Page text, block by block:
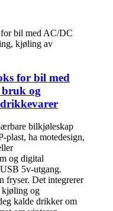
for bil med
og
bilkjøleskap
plast, ha motedesign,
og digital
5v-utgang.
fryser. Det integrerer
kjøling og
kalde drikker om